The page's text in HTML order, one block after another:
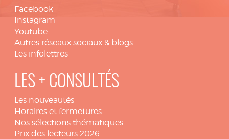
Facebook
Instagram
Youtube
Autres réseaux sociaux & blogs
Les infolettres
LES + CONSULTÉS
Les nouveautés
Horaires et fermetures
Nos sélections thématiques
Prix des lecteurs 2026